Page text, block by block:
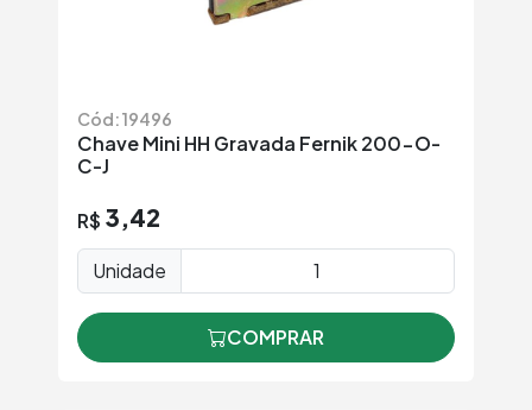
Cód: 19496
Chave Mini HH Gravada Fernik 200-O-
C-J
R$ 3,42
Unidade
COMPRAR